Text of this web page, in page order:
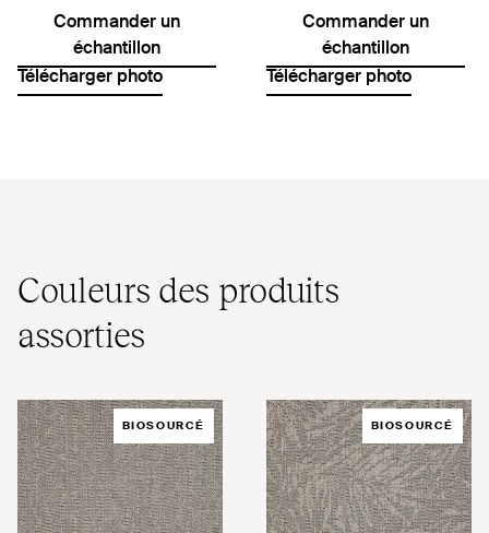
Commander un
échantillon
Télécharger photo
Commander un
échantillon
Télécharger photo
Couleurs des produits
assorties
BIOSOURCÉ BIOSOURCÉ